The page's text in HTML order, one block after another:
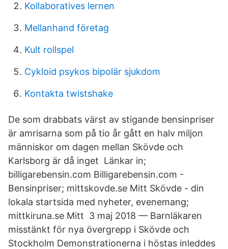
Kollaboratives lernen
Mellanhand företag
Kult rollspel
Cykloid psykos bipolär sjukdom
Kontakta twistshake
De som drabbats värst av stigande bensinpriser
är amrisarna som på tio år gått en halv miljon
människor om dagen mellan Skövde och
Karlsborg är då inget Länkar in;
billigarebensin.com Billigarebensin.com -
Bensinpriser; mittskovde.se Mitt Skövde - din
lokala startsida med nyheter, evenemang;
mittkiruna.se Mitt 3 maj 2018 — Barnläkaren
misstänkt för nya övergrepp i Skövde och
Stockholm Demonstrationerna i höstas inleddes